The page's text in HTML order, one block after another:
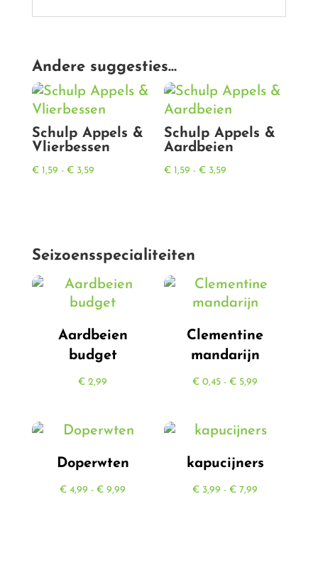
Andere suggesties…
Schulp Appels &
Vlierbessen
€1,59 - €3,59Prijsklasse:
Schulp Appels &
Aardbeien
€ 1,59 - € 3,59
Seizoensspecialiteiten
Aardbeien
budget
€ 2,99
Clementine
mandarijn
€ 0,45 - € 5,99
Doperwten
€ 4,99 - € 9,99
kapucijners
€ 3,99 - € 7,99